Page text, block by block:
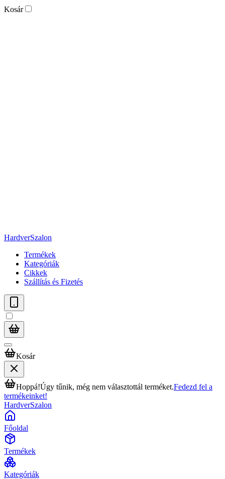
Kosár
HardverSzalon
Termékek
Kategóriák
Cikkek
Szállítás és Fizetés
Kosár
Hoppá!Úgy tűnik, még nem választottál terméket.Fedezd fel a
termékeinket!
HardverSzalon
Főoldal
Termékek
Kategóriák